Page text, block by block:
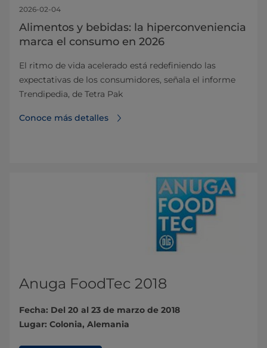
2026-02-04
Alimentos y bebidas: la hiperconveniencia
marca el consumo en 2026
El ritmo de vida acelerado está redefiniendo las
expectativas de los consumidores, señala el informe
Trendipedia, de Tetra Pak
Conoce más detalles
Anuga FoodTec 2018
Fecha: Del 20 al 23 de marzo de 2018
Lugar: Colonia, Alemania